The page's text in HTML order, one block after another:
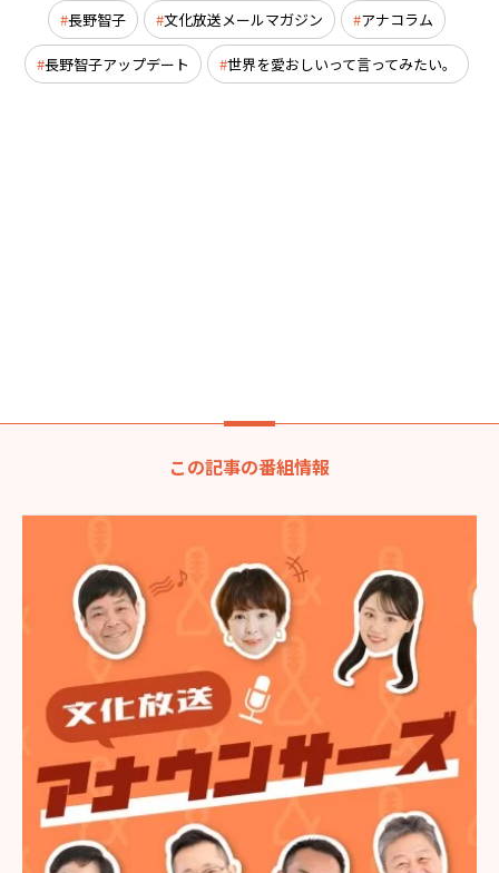
長野智子 文化放送メールマガジン アナコラム
長野智子アップデート 世界を愛おしいって言ってみたい。
この記事の番組情報